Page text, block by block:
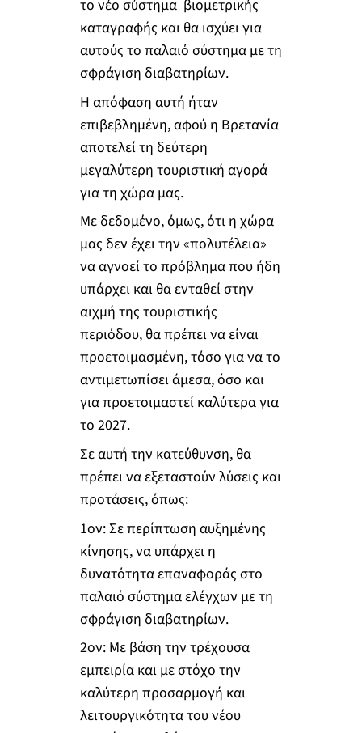
το νέο σύστημα βιομετρικής
καταγραφής και θα ισχύει για
αυτούς το παλαιό σύστημα με τη
σφράγιση διαβατηρίων.
Η απόφαση αυτή ήταν
επιβεβλημένη, αφού η Βρετανία
αποτελεί τη δεύτερη
μεγαλύτερη τουριστική αγορά
για τη χώρα μας.
Με δεδομένο, όμως, ότι η χώρα
μας δεν έχει την «πολυτέλεια»
να αγνοεί το πρόβλημα που ήδη
υπάρχει και θα ενταθεί στην
αιχμή της τουριστικής
περιόδου, θα πρέπει να είναι
προετοιμασμένη, τόσο για να το
αντιμετωπίσει άμεσα, όσο και
για προετοιμαστεί καλύτερα για
το 2027.
Σε αυτή την κατεύθυνση, θα
πρέπει να εξεταστούν λύσεις και
προτάσεις, όπως:
1ον: Σε περίπτωση αυξημένης
κίνησης, να υπάρχει η
δυνατότητα επαναφοράς στο
παλαιό σύστημα ελέγχων με τη
σφράγιση διαβατηρίων.
2ον: Με βάση την τρέχουσα
εμπειρία και με στόχο την
καλύτερη προσαρμογή και
λειτουργικότητα του νέου